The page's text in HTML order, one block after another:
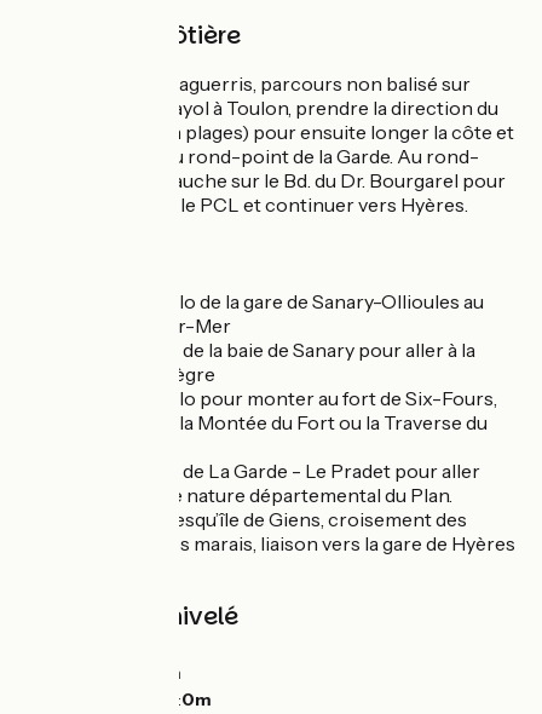
Alternative côtière
Pour les cyclistes aguerris, parcours non balisé sur
route : au stade Mayol à Toulon, prendre la direction du
Mourillon (Toulon plages) pour ensuite longer la côte et
ses plages jusqu’au rond-point de la Garde. Au rond-
point, tourner à gauche sur le Bd. du Dr. Bourgarel pour
retrouver ensuite le PCL et continuer vers Hyères.
Aucun balisage vélo de la gare de Sanary-Ollioules au
port de Sanary-sur-Mer
Balisage au niveau de la baie de Sanary pour aller à la
batterie du Cap Nègre
Aucun balisage vélo pour monter au fort de Six-Fours,
prendre à gauche la Montée du Fort ou la Traverse du
Balisage au niveau de La Garde - Le Pradet pour aller
découvrir l’Espace nature départemental du Plan.
Au niveau de la presqu’île de Giens, croisement des
routes du sel et des marais, liaison vers la gare de Hyères
Pentes et dénivelé
89m
Point le plus bas :0m